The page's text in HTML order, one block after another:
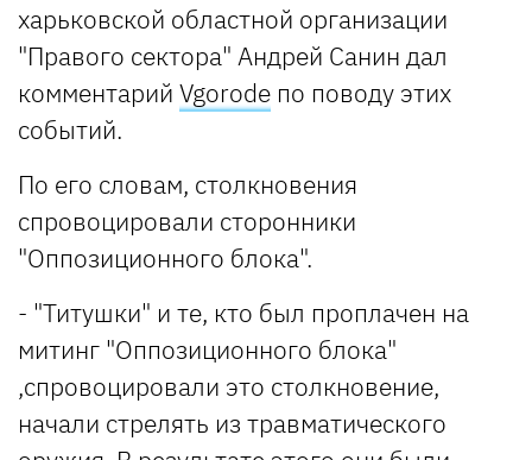
харьковской областной организации
"Правого сектора" Андрей Санин дал
комментарий Vgorode по поводу этих
событий.
По его словам, столкновения
спровоцировали сторонники
"Оппозиционного блока".
- "Титушки" и те, кто был проплачен на
митинг "Оппозиционного блока"
,спровоцировали это столкновение,
начали стрелять из травматического